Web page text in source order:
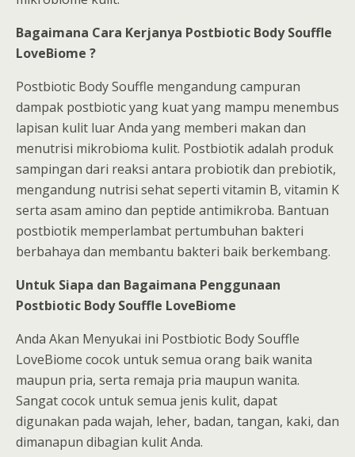
Bagaimana Cara Kerjanya Postbiotic Body Souffle
LoveBiome ?
Postbiotic Body Souffle mengandung campuran
dampak postbiotic yang kuat yang mampu menembus
lapisan kulit luar Anda yang memberi makan dan
menutrisi mikrobioma kulit. Postbiotik adalah produk
sampingan dari reaksi antara probiotik dan prebiotik,
mengandung nutrisi sehat seperti vitamin B, vitamin K
serta asam amino dan peptide antimikroba. Bantuan
postbiotik memperlambat pertumbuhan bakteri
berbahaya dan membantu bakteri baik berkembang.
Untuk Siapa dan Bagaimana Penggunaan
Postbiotic Body Souffle LoveBiome
Anda Akan Menyukai ini Postbiotic Body Souffle
LoveBiome cocok untuk semua orang baik wanita
maupun pria, serta remaja pria maupun wanita.
Sangat cocok untuk semua jenis kulit, dapat
digunakan pada wajah, leher, badan, tangan, kaki, dan
dimanapun dibagian kulit Anda.